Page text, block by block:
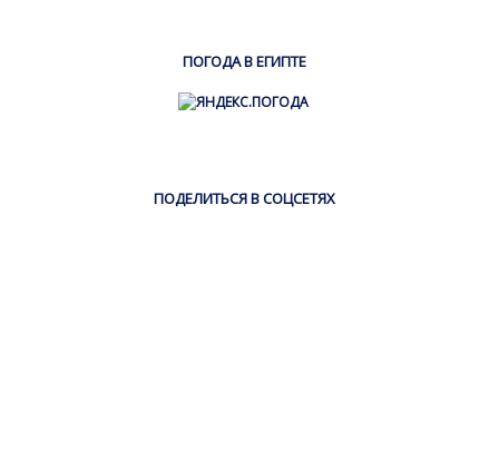
ПОГОДА В ЕГИПТЕ
ПОДЕЛИТЬСЯ В СОЦСЕТЯХ